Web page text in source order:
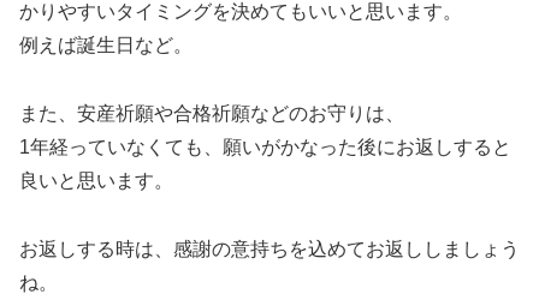
かりやすいタイミングを決めてもいいと思います。
例えば誕生日など。
また、安産祈願や合格祈願などのお守りは、
1年経っていなくても、願いがかなった後にお返しすると
良いと思います。
お返しする時は、感謝の意持ちを込めてお返ししましょう
ね。